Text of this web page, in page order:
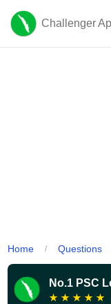
Challenger
Home / Questions
No.1 PSC
★ ★ ★ ★ ★